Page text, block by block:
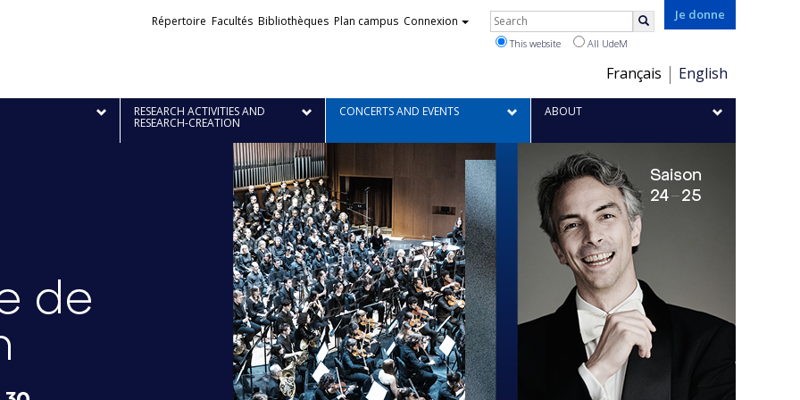
Je donne
Choix
de
langue
Français English
Liens
Répertoire Facultés Bibliothèques Plan campus Connexion Rechercher
This website All UdeM
RESEARCH ACTIVITIES AND
RESEARCH-CREATION
CONCERTS AND EVENTS ABOUT